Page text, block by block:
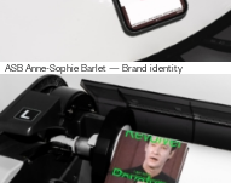
ASB Anne-Sophie Barlet — Brand identity